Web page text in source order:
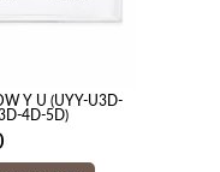
Y U (UYY-U3D-
4D-5D)